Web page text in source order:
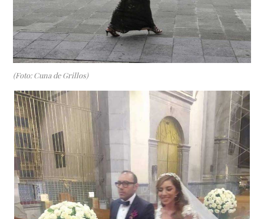
(Foto: Cuna de Grillos)